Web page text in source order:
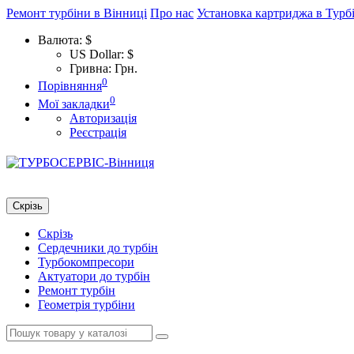
Ремонт турбіни в Вінниці Про нас Установка картриджа в
Валюта: $
US Dollar: $
Гривна: Грн.
Порівняння0
Мої закладки0
Авторизація
Реєстрація
Скрізь
Скрізь
Сердечники до турбін
Турбокомпресори
Актуатори до турбін
Ремонт турбін
Геометрія турбіни